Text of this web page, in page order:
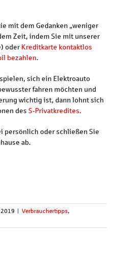
mit dem Gedanken „weniger
Zeit, indem Sie mit unserer
oder Kreditkarte kontaktlos
bezahlen.
sich ein Elektroauto
fahren möchten und
wichtig ist, dann lohnt sich
des S-Privatkredites.
persönlich oder schließen Sie
ab.
2019 | Verbrauchertipps,